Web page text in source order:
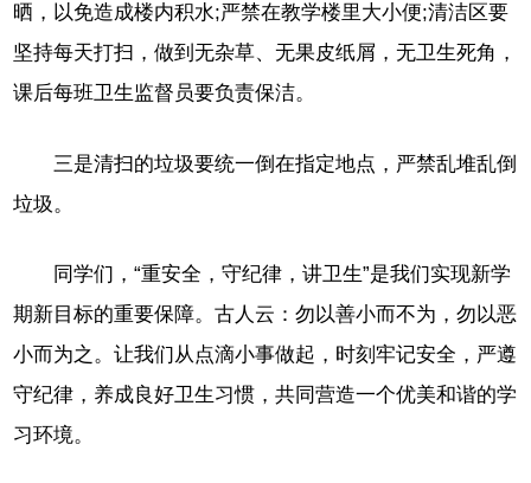
晒，以免造成楼内积水;严禁在教学楼里大小便;清洁区要
坚持每天打扫，做到无杂草、无果皮纸屑，无卫生死角，
课后每班卫生监督员要负责保洁。
三是清扫的垃圾要统一倒在指定地点，严禁乱堆乱倒
垃圾。
同学们，“重安全，守纪律，讲卫生”是我们实现新学
期新目标的重要保障。古人云：勿以善小而不为，勿以恶
小而为之。让我们从点滴小事做起，时刻牢记安全，严遵
守纪律，养成良好卫生习惯，共同营造一个优美和谐的学
习环境。